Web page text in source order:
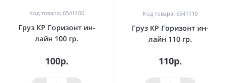
Код товара: 6541100
Груз КР Горизонт ин-
лайн 100 гр.
100р.
Код товара: 6541110
Груз КР Горизонт ин-
лайн 110 гр.
110р.